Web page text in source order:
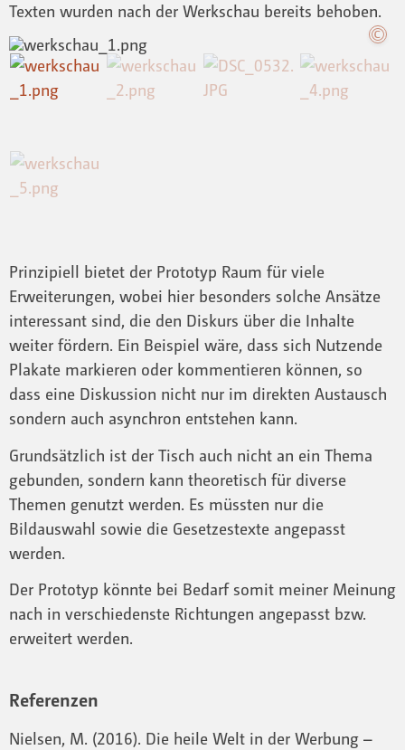
Texten wurden nach der Werkschau bereits behoben.
Prinzipiell bietet der Prototyp Raum für viele
Erweiterungen, wobei hier besonders solche Ansätze
interessant sind, die den Diskurs über die Inhalte
weiter fördern. Ein Beispiel wäre, dass sich Nutzende
Plakate markieren oder kommentieren können, so
dass eine Diskussion nicht nur im direkten Austausch
sondern auch asynchron entstehen kann.
Grundsätzlich ist der Tisch auch nicht an ein Thema
gebunden, sondern kann theoretisch für diverse
Themen genutzt werden. Es müssten nur die
Bildauswahl sowie die Gesetzestexte angepasst
werden.
Der Prototyp könnte bei Bedarf somit meiner Meinung
nach in verschiedenste Richtungen angepasst bzw.
erweitert werden.
Referenzen
Nielsen, M. (2016). Die heile Welt in der Werbung –